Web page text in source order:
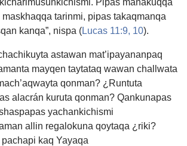
Pipas mañakuqqa
tarinmi, pipas takaqmanqa
kanqa”, nispa (Lucas 11:9, 10).
astawan mat’ipayananpaq
mayqen taytataq wawan challwata
qonman? ¿Runtuta
alacrán kuruta qonman? Qankunapas
yachankichismi
allin regalokuna qoytaqa ¿riki?
kaq Yayaqa